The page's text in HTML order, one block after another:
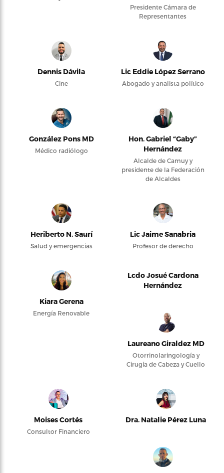
Presidente Cámara de
Representantes
Dennis Dávila
Cine
Lic Eddie López Serrano
Abogado y analista político
González Pons MD
Médico radiólogo
Hon. Gabriel “Gaby”
Hernández
Alcalde de Camuy y
presidente de la Federación
de Alcaldes
Heriberto N. Saurí
Salud y emergencias
Lic Jaime Sanabria
Profesor de derecho
Kiara Gerena
Energía Renovable
Lcdo Josué Cardona
Hernández
Laureano Giraldez MD
Otorrinolaringología y
Cirugía de Cabeza y Cuello
Moises Cortés
Consultor Financiero
Dra. Natalie Pérez Luna